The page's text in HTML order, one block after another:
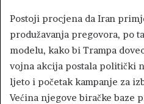
Postoji procjena da Iran
produžavanja pregovora, po
modelu, kako bi Trampa
vojna akcija postala politički
ljeto i početak kampanje za
Većina njegove biračke baze